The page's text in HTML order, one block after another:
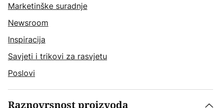
Marketinške suradnje
Newsroom
Inspiracija
Savjeti i trikovi za rasvjetu
Poslovi